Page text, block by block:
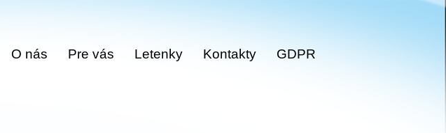
O nás Pre vás Letenky Kontakty GDPR